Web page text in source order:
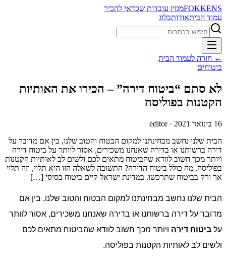
FOKKENSמגזין עובדות שכדאי להכיר
עמוד הביתאודותבלוג
חיפוש
← חזרה לעמוד הבית
ביטוחים
לא סתם “ביטוח דירה” – הכירו את האותיות
הקטנות בפוליסה
16 בינואר 2021
· editor
הבית שלנו נחשב מבחינתנו למקום הבטוח והטוב שלנו, בין אם מדובר על
דירה ברשותנו או בדירה שאנחנו משכירים, אסור לוותר על ביטוח דירה
ויותר מכך חשוב לוודא שהביטוח מתאים לכם ולשים לב לאותיות הקטנות
בפוליסה. מה כולל ביטוח הדירה? התשובה לשאלה הזו היא תלוי, וזה תלוי
אך ורק בביטוח שתרכשו. במדינת ישראל קיים ביטוח בסיסי […]
הבית שלנו נחשב מבחינתנו למקום הבטוח והטוב שלנו, בין אם
מדובר על דירה ברשותנו או בדירה שאנחנו משכירים, אסור לוותר
על ביטוח דירה ויותר מכך חשוב לוודא שהביטוח מתאים לכם
ולשים לב לאותיות הקטנות בפוליסה.